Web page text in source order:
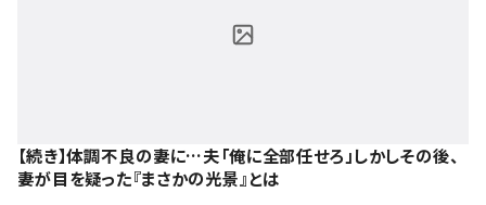
【続き】体調不良の妻に…夫「俺に全部任せろ」しかしその後、
妻が目を疑った『まさかの光景』とは